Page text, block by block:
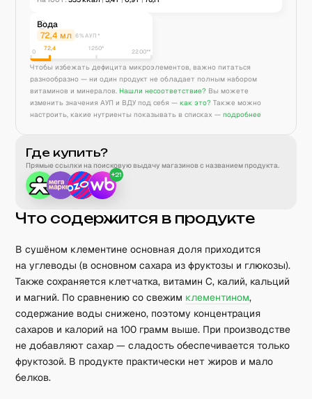
Вода
72,4 мл 6% АУП*
0 72,4 1250* 2200**
Чтобы избежать дефицита микроэлементов, важно питаться
разнообразно — ни один продукт не обладает полным набором
витаминов и минералов. Нашли несоответствие? Вы можете
изменить значения АУП и ВДУ под себя — как это? Также можно
настроить, какие нутриенты показывать в списках — подробнее
Где купить?
Прямые ссылки на поисковую выдачу магазинов с названием продукта.
+21
Что содержится в продукте
В сушёном клементине основная доля приходится
на углеводы (в основном сахара из фруктозы и глюкозы).
Также сохраняется клетчатка, витамин C, калий, кальций
и магний. По сравнению со свежим клементином,
содержание воды снижено, поэтому концентрация
сахаров и калорий на 100 грамм выше. При производстве
не добавляют сахар — сладость обеспечивается только
фруктозой. В продукте практически нет жиров и мало
белков.